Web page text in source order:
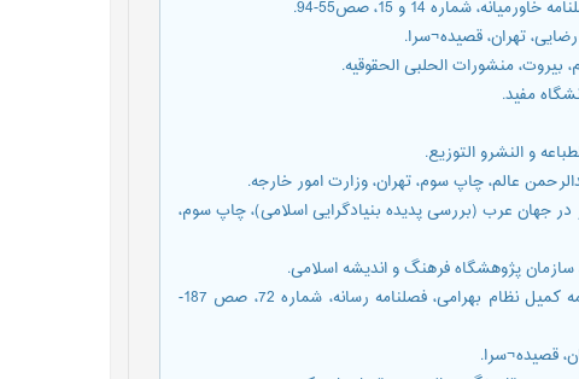
معاصر در جهان عرب (بررسی پدیده بنیادگرایی اسلامی)، چاپ سوم،
سوسور، فردیناند (1386) «ساختارگرایی و نظام‌های نمادین»، ترجمه کمیل نظام بهرامی، فصلنامه رسانه، شماره 72، صص 187-